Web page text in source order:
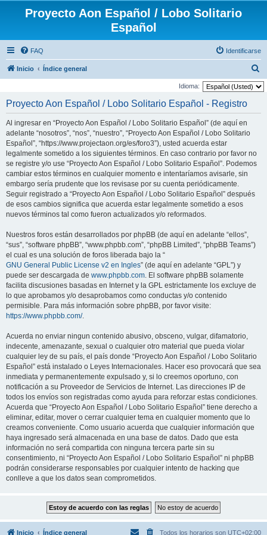
Proyecto Aon Español / Lobo Solitario
Español
FAQ Identificarse
Inicio Índice general
u
Idioma:
Proyecto Aon Español / Lobo Solitario Español - Registro
Al ingresar en “Proyecto Aon Español / Lobo Solitario Español” (de aquí en
adelante “nosotros”, “nos”, “nuestro”, “Proyecto Aon Español / Lobo Solitario
Español”, “https://www.projectaon.org/es/foro3”), usted acuerda estar
legalmente sometido a los siguientes términos. En caso contrario por favor no
se registre y/o use “Proyecto Aon Español / Lobo Solitario Español”. Podemos
cambiar estos términos en cualquier momento e intentaríamos avisarle, sin
embargo sería prudente que los revisase por su cuenta periódicamente.
Seguir registrado a “Proyecto Aon Español / Lobo Solitario Español” después
de esos cambios significa que acuerda estar legalmente sometido a esos
nuevos términos tal como fueron actualizados y/o reformados.
Nuestros foros están desarrollados por phpBB (de aquí en adelante “ellos”,
“sus”, “software phpBB”, “www.phpbb.com”, “phpBB Limited”, “phpBB Teams”)
el cual es una solución de foros liberada bajo la “
GNU General Public License v2 en Ingles” (de aquí en adelante “GPL”) y
puede ser descargada de www.phpbb.com. El software phpBB solamente
facilita discusiones basadas en Internet y la GPL estrictamente los excluye de
lo que aprobamos y/o desaprobamos como conductas y/o contenido
permisible. Para más información sobre phpBB, por favor visite:
https://www.phpbb.com/.
Acuerda no enviar ningun contenido abusivo, obsceno, vulgar, difamatorio,
indecente, amenazante, sexual o cualquier otro material que pueda violar
cualquier ley de su país, el país donde “Proyecto Aon Español / Lobo Solitario
Español” está instalado o Leyes Internacionales. Hacer eso provocará que sea
inmediata y permanentemente expulsado y, si lo creemos oportuno, con
notificación a su Proveedor de Servicios de Internet. Las direcciones IP de
todos los envíos son registradas como ayuda para reforzar estas condiciones.
Acuerda que “Proyecto Aon Español / Lobo Solitario Español” tiene derecho a
eliminar, editar, mover o cerrar cualquier tema en cualquier momento que lo
creamos conveniente. Como usuario acuerda que cualquier información que
haya ingresado será almacenada en una base de datos. Dado que esta
información no será compartida con ninguna tercera parte sin su
consentimiento, ni “Proyecto Aon Español / Lobo Solitario Español” ni phpBB
podrán considerarse responsables por cualquier intento de hacking que
conlleve a que los datos sean comprometidos.
Inicio Índice general Todos los horarios son UTC+02:00